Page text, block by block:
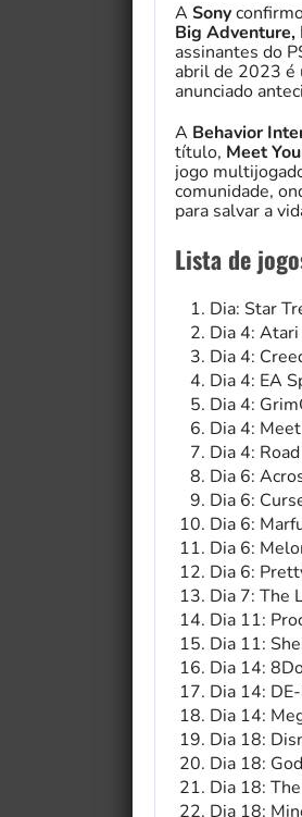
A Sony
Big Adventure,
assinantes do
abril de 2023 é
anunciado
A Behavior
título, Meet
jogo
comunidade,
para salvar a
Lista de
Dia: Star
Dia 4: Atari
Dia 4:
Dia 4: EA
Dia 4:
Dia 4:
Dia 4:
Dia 6:
Dia 6:
Dia 6:
Dia 6:
Dia 6:
Dia 7: The
Dia 11:
Dia 11:
Dia 14:
Dia 14:
Dia 14:
Dia 18:
Dia 18:
Dia 18:
Dia 18: